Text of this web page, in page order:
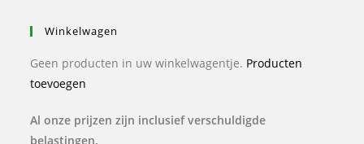
Winkelwagen
Geen producten in uw winkelwagentje. Producten
toevoegen
Al onze prijzen zijn inclusief verschuldigde
belastingen.